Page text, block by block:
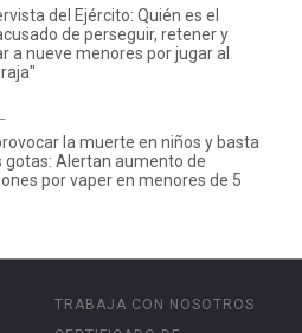
del Ejército: Quién es el
de perseguir, retener y
a nueve menores por jugar al
la muerte en niños y basta
gotas: Alertan aumento de
por vaper en menores de 5
TRABAJA CON NOSOTROS